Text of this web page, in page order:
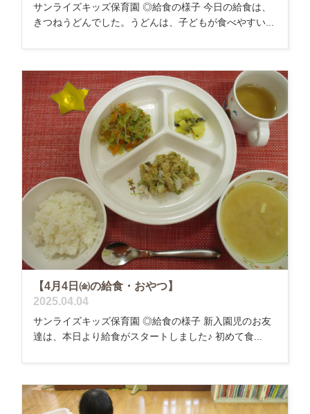
サンライズキッズ保育園 ◎給食の様子 今日の給食は、
きつねうどんでした。うどんは、子どもが食べやすい...
【4月4日㈮の給食・おやつ】
2025.04.04
サンライズキッズ保育園 ◎給食の様子 新入園児のお友
達は、本日より給食がスタートしました♪ 初めて食...